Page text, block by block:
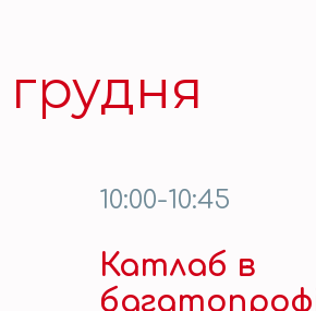
грудня
10:00-10:45
Катлаб в